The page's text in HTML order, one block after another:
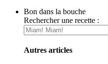
Bon dans la bouche
Rechercher une recette :
Autres articles